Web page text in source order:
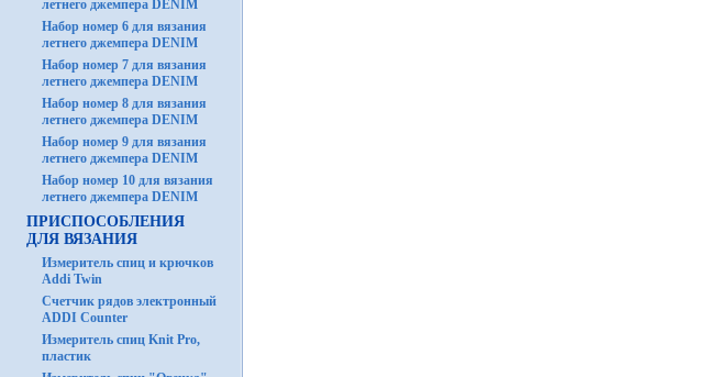
летнего джемпера DENIM
Набор номер 6 для вязания
летнего джемпера DENIM
Набор номер 7 для вязания
летнего джемпера DENIM
Набор номер 8 для вязания
летнего джемпера DENIM
Набор номер 9 для вязания
летнего джемпера DENIM
Набор номер 10 для вязания
летнего джемпера DENIM
ПРИСПОСОБЛЕНИЯ
ДЛЯ ВЯЗАНИЯ
Измеритель спиц и крючков
Addi Twin
Счетчик рядов электронный
ADDI Counter
Измеритель спиц Knit Pro,
пластик